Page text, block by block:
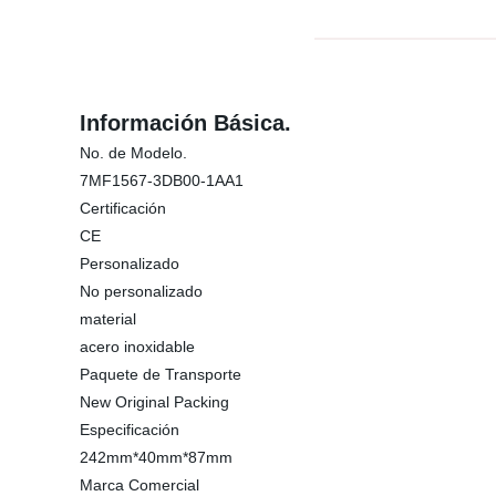
Información Básica.
No. de Modelo.
7MF1567-3DB00-1AA1
Certificación
CE
Personalizado
No personalizado
material
acero inoxidable
Paquete de Transporte
New Original Packing
Especificación
242mm*40mm*87mm
Marca Comercial